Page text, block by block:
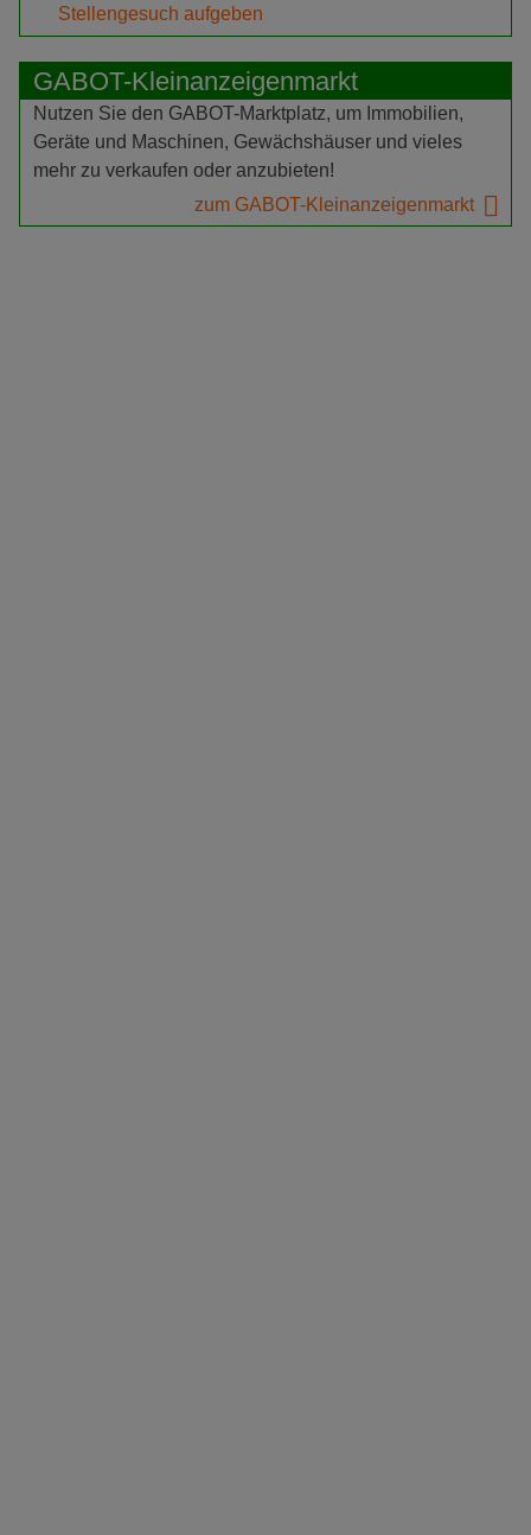
Stellengesuch aufgeben
GABOT-Kleinanzeigenmarkt
Nutzen Sie den GABOT-Marktplatz, um Immobilien,
Geräte und Maschinen, Gewächshäuser und vieles
mehr zu verkaufen oder anzubieten!
zum GABOT-Kleinanzeigenmarkt